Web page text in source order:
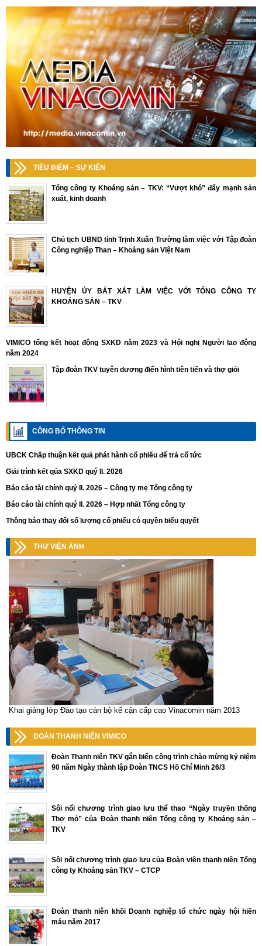
TIÊU ĐIỂM – SỰ KIỆN
Tổng công ty Khoáng sản – TKV: “Vượt khó” đẩy mạnh sản
xuất, kinh doanh
Chủ tịch UBND tỉnh Trịnh Xuân Trường làm việc với Tập đoàn
Công nghiệp Than – Khoáng sản Việt Nam
HUYỆN ỦY BÁT XÁT LÀM VIỆC VỚI TỔNG CÔNG TY
KHOÁNG SẢN – TKV
VIMICO tổng kết hoạt động SXKD năm 2023 và Hội nghị Người lao động
năm 2024
Tập đoàn TKV tuyên dương điển hình tiên tiến và thợ giỏi
CÔNG BỐ THÔNG TIN
UBCK Chấp thuận kết quả phát hành cổ phiếu để trả cổ tức
Giải trình kết qủa SXKD quý II. 2026
Báo cáo tài chính quý II. 2026 – Công ty mẹ Tổng công ty
Báo cáo tài chính quý II. 2026 – Hợp nhất Tổng công ty
Thông báo thay đổi số lượng cổ phiếu có quyền biểu quyết
THƯ VIỆN ẢNH
Khai giảng lớp Đào tạo cán bộ kế cận cấp cao Vinacomin năm 2013
ĐOÀN THANH NIÊN VIMICO
Đoàn Thanh niên TKV gắn biển công trình chào mừng kỷ niệm
90 năm Ngày thành lập Đoàn TNCS Hồ Chí Minh 26/3
Sôi nổi chương trình giao lưu thể thao “Ngày truyền thống
Thợ mỏ” của Đoàn thanh niên Tổng công ty Khoáng sản –
TKV
Sôi nổi chương trình giao lưu của Đoàn viên thanh niên Tổng
công ty Khoáng sản TKV – CTCP
Đoàn thanh niên khối Doanh nghiệp tổ chức ngày hội hiến
máu năm 2017